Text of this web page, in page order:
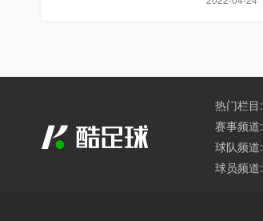
热门栏目:
赛事频道:
球队频道:
球员频道: